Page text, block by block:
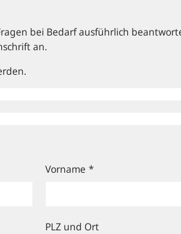
bei Bedarf ausführlich
an.
Vorname *
PLZ und Ort